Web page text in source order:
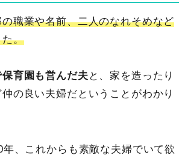
職業や名前、二人のなれそめなど
た。
育園も営んだ夫 と、家を造ったり
の良い夫婦だということがわかり
、これからも素敵な夫婦でいて欲